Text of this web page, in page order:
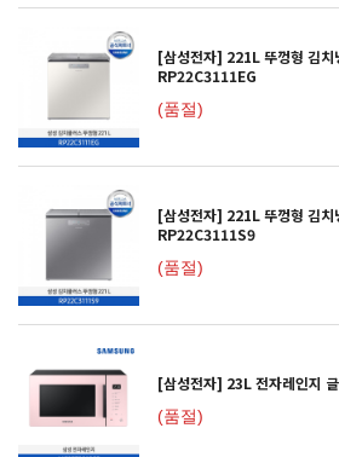
[삼성전자] 221L 뚜껑형 김치
RP22C3111EG
(품절)
[삼성전자] 221L 뚜껑형 김치
RP22C3111S9
(품절)
[삼성전자] 23L 전자레인지
(품절)